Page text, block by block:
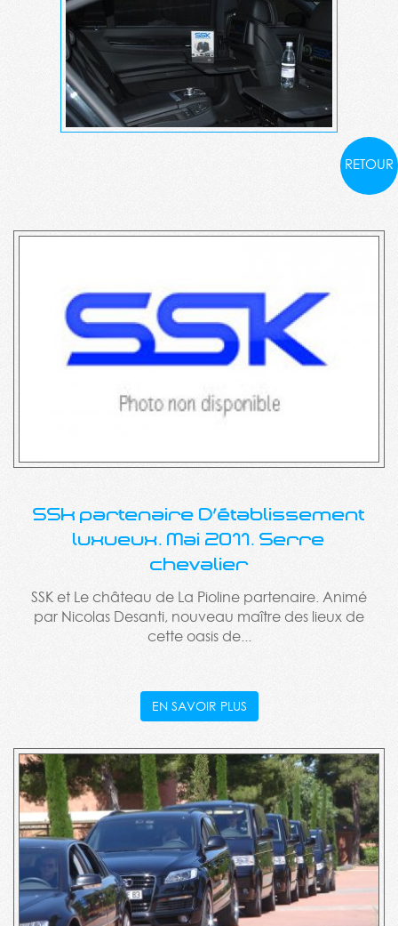
RETOUR
SSK partenaire D'établissement
luxueux. Mai 2011. Serre
chevalier
SSK et Le château de La Pioline partenaire. Animé
par Nicolas Desanti, nouveau maître des lieux de
cette oasis de...
EN SAVOIR PLUS